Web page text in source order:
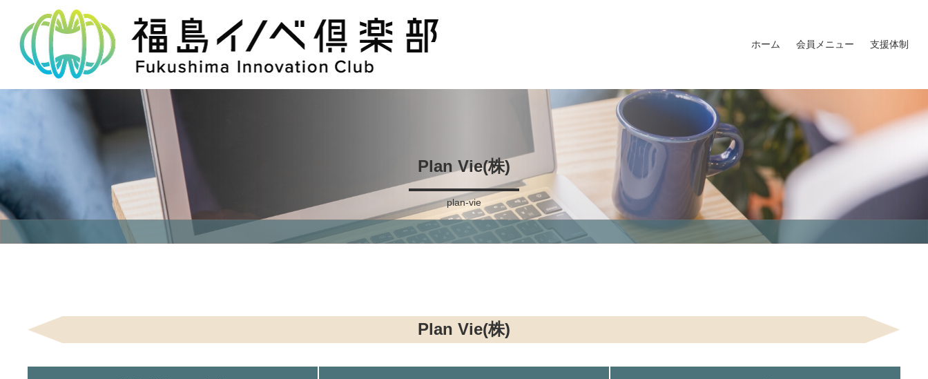
ホーム
会員メニュー
福島イノベ倶楽部ロゴマーク
福島イノベ倶楽部入会申込
支援体制
Plan Vie(株)
plan-vie
Plan Vie(株)